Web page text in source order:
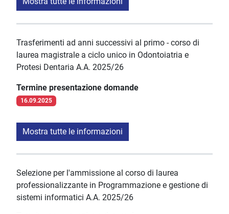
Trasferimenti ad anni successivi al primo - corso di
laurea magistrale a ciclo unico in Odontoiatria e
Protesi Dentaria A.A. 2025/26
Termine presentazione domande
16.09.2025
Mostra tutte le informazioni
Selezione per l'ammissione al corso di laurea
professionalizzante in Programmazione e gestione di
sistemi informatici A.A. 2025/26